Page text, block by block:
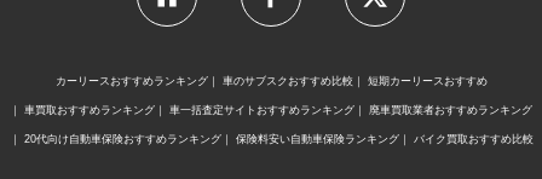
カーリースおすすめランキング 車のサブスクおすすめ比較 短期カーリースおすすめ
車買取おすすめランキング 車一括査定サイトおすすめランキング 廃車買取業者おすすめランキング
20代向け自動車保険おすすめランキング 保険料安い自動車保険ランキング バイク買取おすすめ比較